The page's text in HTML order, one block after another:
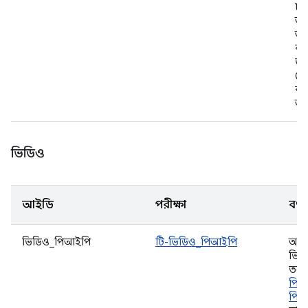
ভিডিও
আইডি পরীক্ষা
ভিডিও_পিআইপি টি-ভিডিও_পিআইপি